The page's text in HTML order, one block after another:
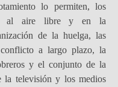
lo permiten, los
al aire libre y en la
de la huelga, las
a largo plazo, la
y el conjunto de la
la televisión y los medios